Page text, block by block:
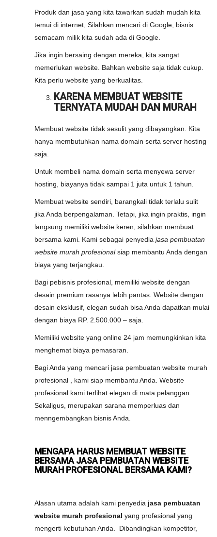
Produk dan jasa yang kita tawarkan sudah mudah kita
temui di internet, Silahkan mencari di Google, bisnis
semacam milik kita sudah ada di Google.
Jika ingin bersaing dengan mereka, kita sangat
memerlukan website. Bahkan website saja tidak cukup.
Kita perlu website yang berkualitas.
KARENA MEMBUAT WEBSITE
TERNYATA MUDAH DAN MURAH
Membuat website tidak sesulit yang dibayangkan. Kita
hanya membutuhkan nama domain serta server hosting
saja.
Untuk membeli nama domain serta menyewa server
hosting, biayanya tidak sampai 1 juta untuk 1 tahun.
Membuat website sendiri, barangkali tidak terlalu sulit
jika Anda berpengalaman. Tetapi, jika ingin praktis, ingin
langsung memiliki website keren, silahkan membuat
bersama kami. Kami sebagai penyedia jasa pembuatan
website murah profesionalsiap membantu Anda dengan
biaya yang terjangkau.
Bagi pebisnis profesional, memiliki website dengan
desain premium rasanya lebih pantas. Website dengan
desain eksklusif, elegan sudah bisa Anda dapatkan mulai
dengan biaya RP. 2.500.000 – saja.
Memiliki website yang online 24 jam memungkinkan kita
menghemat biaya pemasaran.
Bagi Anda yang mencari jasa pembuatan website murah
profesional , kami siap membantu Anda. Website
profesional kami terlihat elegan di mata pelanggan.
Sekaligus, merupakan sarana memperluas dan
menngembangkan bisnis Anda.
MENGAPA HARUS MEMBUAT WEBSITE
BERSAMA JASA PEMBUATAN WEBSITE
MURAH PROFESIONAL BERSAMA KAMI?
Alasan utama adalah kami penyedia jasa pembuatan
website murah profesional yang profesional yang
mengerti kebutuhan Anda. Dibandingkan kompetitor,